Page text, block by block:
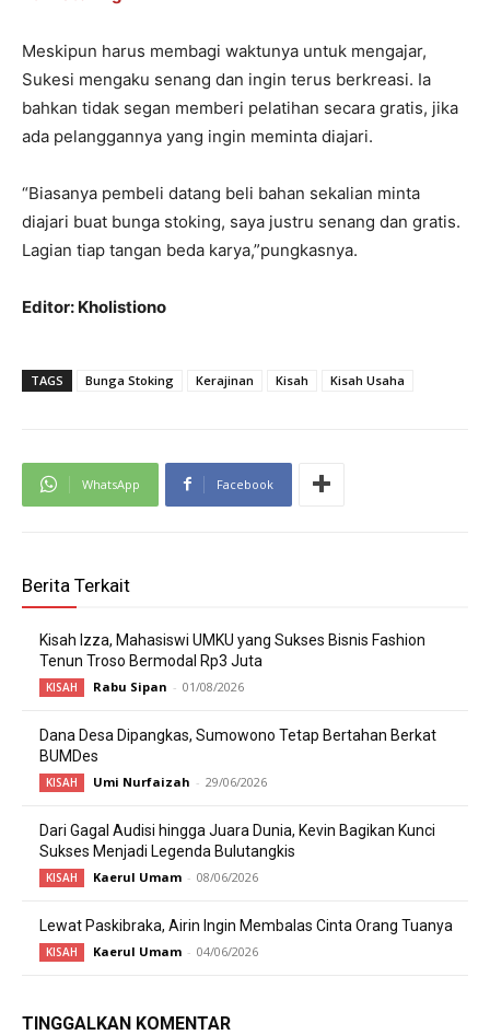
Meskipun harus membagi waktunya untuk mengajar,
Sukesi mengaku senang dan ingin terus berkreasi. Ia
bahkan tidak segan memberi pelatihan secara gratis, jika
ada pelanggannya yang ingin meminta diajari.
“Biasanya pembeli datang beli bahan sekalian minta
diajari buat bunga stoking, saya justru senang dan gratis.
Lagian tiap tangan beda karya,”pungkasnya.
Editor: Kholistiono
TAGS Bunga Stoking Kerajinan Kisah Kisah Usaha
WhatsApp Facebook
Berita Terkait
Kisah Izza, Mahasiswi UMKU yang Sukses Bisnis Fashion
Tenun Troso Bermodal Rp3 Juta
KISAH Rabu Sipan - 01/08/2026
Dana Desa Dipangkas, Sumowono Tetap Bertahan Berkat
BUMDes
KISAH Umi Nurfaizah - 29/06/2026
Dari Gagal Audisi hingga Juara Dunia, Kevin Bagikan Kunci
Sukses Menjadi Legenda Bulutangkis
KISAH Kaerul Umam - 08/06/2026
Lewat Paskibraka, Airin Ingin Membalas Cinta Orang Tuanya
KISAH Kaerul Umam - 04/06/2026
TINGGALKAN KOMENTAR